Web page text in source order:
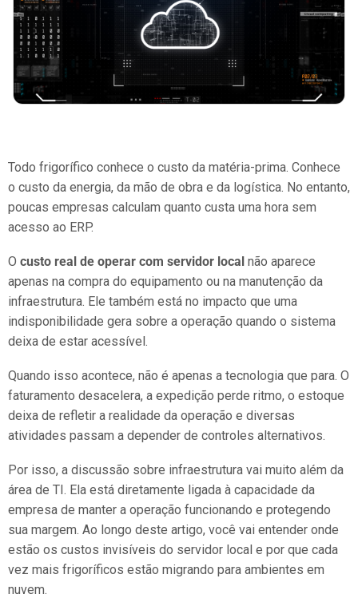
Todo frigorífico conhece o custo da matéria-prima. Conhece
o custo da energia, da mão de obra e da logística. No entanto,
poucas empresas calculam quanto custa uma hora sem
acesso ao ERP.
O custo real de operar com servidor local não aparece
apenas na compra do equipamento ou na manutenção da
infraestrutura. Ele também está no impacto que uma
indisponibilidade gera sobre a operação quando o sistema
deixa de estar acessível.
Quando isso acontece, não é apenas a tecnologia que para. O
faturamento desacelera, a expedição perde ritmo, o estoque
deixa de refletir a realidade da operação e diversas
atividades passam a depender de controles alternativos.
Por isso, a discussão sobre infraestrutura vai muito além da
área de TI. Ela está diretamente ligada à capacidade da
empresa de manter a operação funcionando e protegendo
sua margem. Ao longo deste artigo, você vai entender onde
estão os custos invisíveis do servidor local e por que cada
vez mais frigoríficos estão migrando para ambientes em
nuvem.